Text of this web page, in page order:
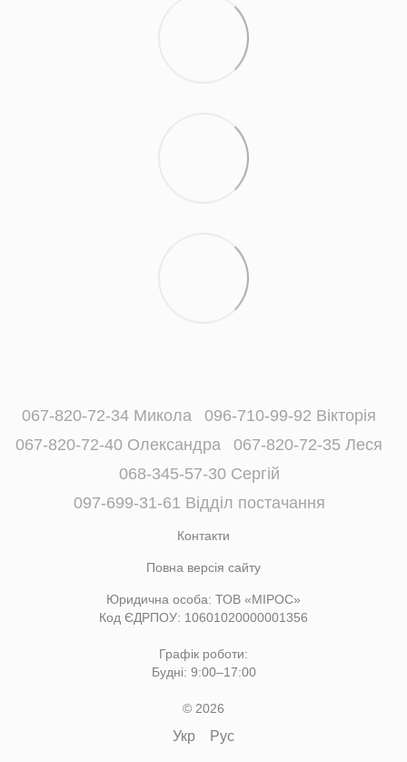
067-820-72-34 Микола
096-710-99-92 Вікторія
067-820-72-40 Олександра
067-820-72-35 Леся
068-345-57-30 Сергій
097-699-31-61 Відділ постачання
Контакти
Повна версія сайту
Юридична особа: ТОВ «МІРОС»
Код ЄДРПОУ: 10601020000001356
Графік роботи:
Будні: 9:00–17:00
© 2026
Укр Рус